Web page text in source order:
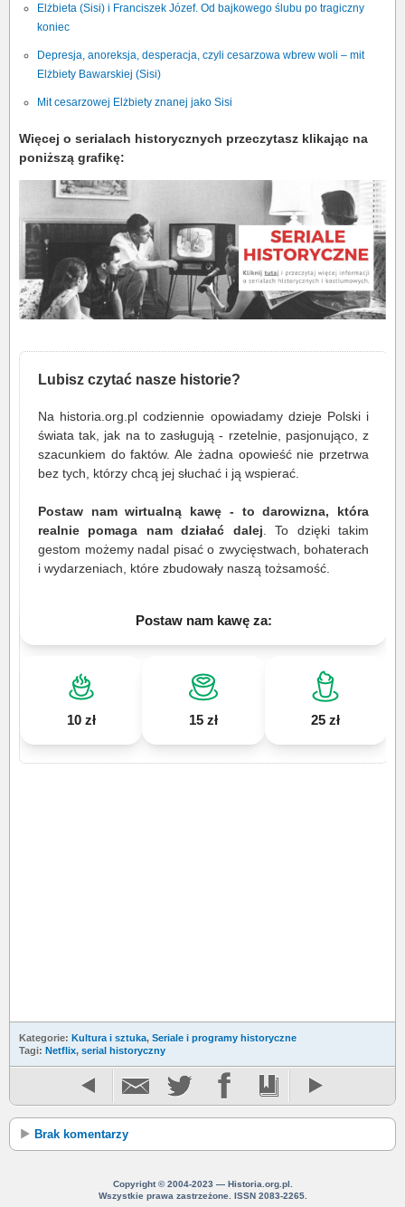
Elżbieta (Sisi) i Franciszek Józef. Od bajkowego ślubu po tragiczny
koniec
Depresja, anoreksja, desperacja, czyli cesarzowa wbrew woli – mit
Elżbiety Bawarskiej (Sisi)
Mit cesarzowej Elżbiety znanej jako Sisi
Więcej o serialach historycznych przeczytasz klikając na
poniższą grafikę:
Lubisz czytać nasze historie?
Na historia.org.pl codziennie opowiadamy dzieje Polski i
świata tak, jak na to zasługują - rzetelnie, pasjonująco, z
szacunkiem do faktów. Ale żadna opowieść nie przetrwa
bez tych, którzy chcą jej słuchać i ją wspierać.
Postaw nam wirtualną kawę - to darowizna, która
realnie pomaga nam działać dalej . To dzięki takim
gestom możemy nadal pisać o zwycięstwach, bohaterach
i wydarzeniach, które zbudowały naszą tożsamość.
Postaw nam kawę za:
10 zł 15 zł 25 zł
Kategorie: Kultura i sztuka, Seriale i programy historyczne
Tagi: Netflix, serial historyczny
Brak komentarzy
Copyright © 2004-2023 — Historia.org.pl.
Wszystkie prawa zastrzeżone. ISSN 2083-2265.